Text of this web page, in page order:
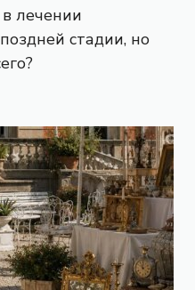
лечении
стадии, но